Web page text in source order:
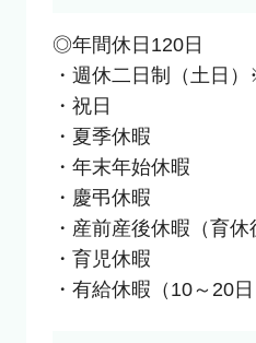
◎年間休日120日
・週休二日制（土日
・祝日
・夏季休暇
・年末年始休暇
・慶弔休暇
・産前産後休暇（育休
・育児休暇
・有給休暇（10～20日